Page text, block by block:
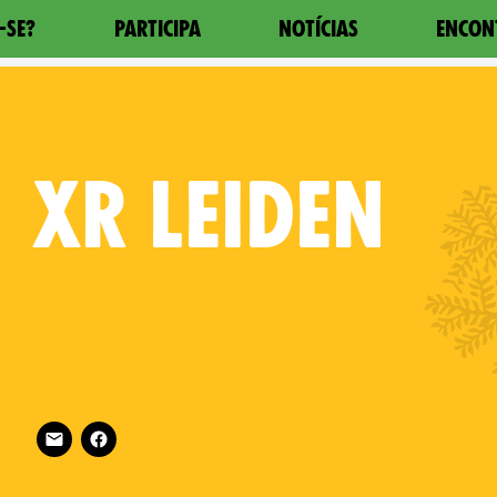
SE? PARTICIPA NOTÍCIAS
XR LEIDEN
Follow XR Leiden on